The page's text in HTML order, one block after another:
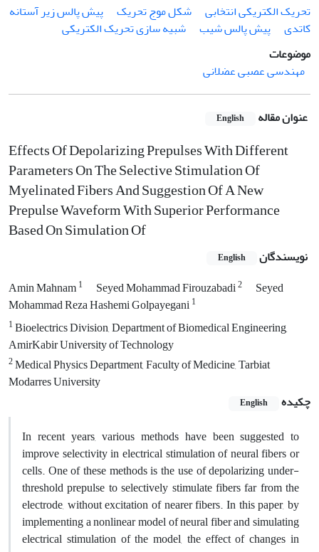
تحریک الکتریکی انتخابی
شکل موج تحریک
پیش پالس زیر آستانه
کاتدی
پیش پالس شیب
شبیه سازی تحریک الکتریکی
موضوعات
مهندسی عصبی عضلانی
عنوان مقاله English
Effects Of Depolarizing Prepulses With Different
Parameters On The Selective Stimulation Of
Myelinated Fibers And Suggestion Of A New
Prepulse Waveform With Superior Performance
Based On Simulation Of
نویسندگان English
Amin Mahnam1 Seyed Mohammad Firouzabadi2
Seyed
Mohammad Reza Hashemi Golpayegani1
1Bioelectrics Division, Department of Biomedical Engineering,
AmirKabir University of Technology
2Medical Physics Department, Faculty of Medicine, Tarbiat
Modarres University
چکیده
English
In recent years, various methods have been suggested to
improve selectivity in electrical stimulation of neural fibers or
cells. One of these methods is the use of depolarizing under-
threshold prepulse to selectively stimulate fibers far from the
electrode, without excitation of nearer fibers. In this paper, by
implementing a nonlinear model of neural fiber and simulating
electrical stimulation of the model, the effect of changes in